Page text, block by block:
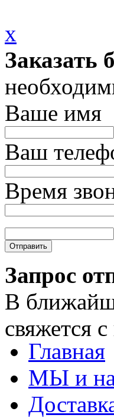
x
Заказать
Ваше имя
Ваш
Время
Отправить
Запрос
В
свяжется
Главная
МЫ и